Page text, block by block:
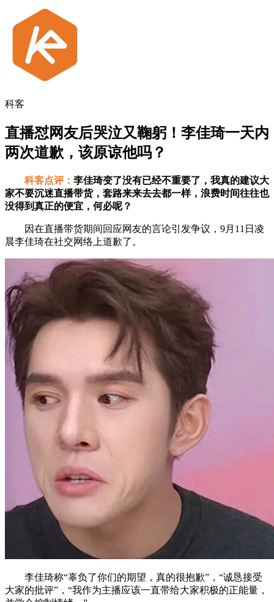
科客
直播怼网友后哭泣又鞠躬！李佳琦一天内
两次道歉，该原谅他吗？
科客点评： 李佳琦变了没有已经不重要了，我真的建议大
家不要沉迷直播带货，套路来来去去都一样，浪费时间往往也
没得到真正的便宜，何必呢？
因在直播带货期间回应网友的言论引发争议，9月11日凌
晨李佳琦在社交网络上道歉了。
李佳琦称“辜负了你们的期望，真的很抱歉”，“诚恳接受
大家的批评”，“我作为主播应该一直带给大家积极的正能量，